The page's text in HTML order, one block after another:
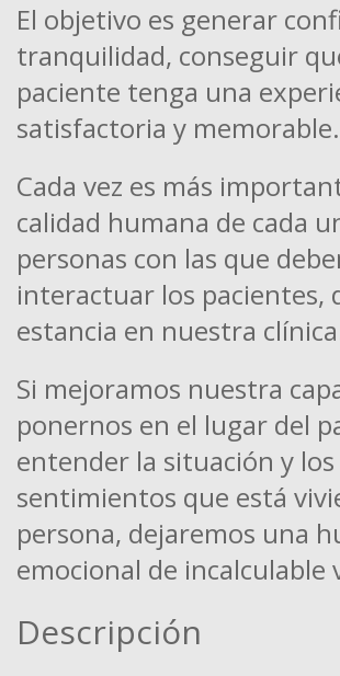
El objetivo es generar
tranquilidad, conseguir
paciente tenga una
satisfactoria y memorable.
Cada vez es más
calidad humana de cada
personas con las que
interactuar los pacientes,
estancia en nuestra
Si mejoramos nuestra
ponernos en el lugar del
entender la situación y los
sentimientos que está
persona, dejaremos una
emocional de incalculable
Descripción